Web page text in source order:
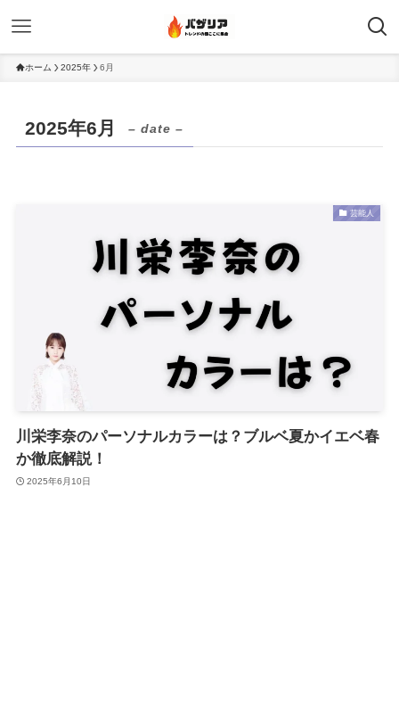
ホーム 2025年 6月
2025年6月 – date –
芸能人
川栄李奈のパーソナルカラーは？ブルベ夏かイエベ春
か徹底解説！
2025年6月10日